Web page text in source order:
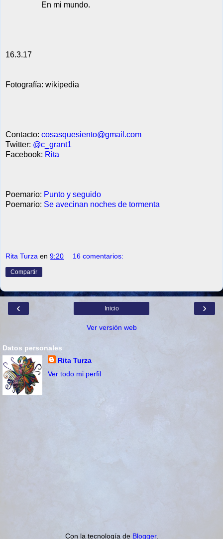
En mi mundo.
16.3.17
Fotografía: wikipedia
Contacto: cosasquesiento@gmail.com
Twitter: @c_grant1
Facebook: Rita
Poemario: Punto y seguido
Poemario: Se avecinan noches de tormenta
Rita Turza en 9:20 16 comentarios:
Compartir
‹ ›
Inicio
Ver versión web
Datos personales
Rita Turza
Ver todo mi perfil
Con la tecnología de Blogger.